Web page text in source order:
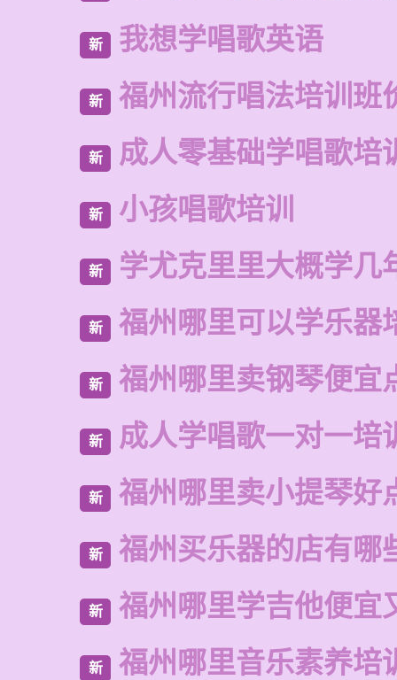
新 我想学唱歌英语
新 福州流行唱法培训班
新 成人零基础学唱歌培
新 小孩唱歌培训
新 学尤克里里大概学几
新 福州哪里可以学乐器
新 福州哪里卖钢琴便宜
新 成人学唱歌一对一培
新 福州哪里卖小提琴好
新 福州买乐器的店有哪
新 福州哪里学吉他便宜
新 福州哪里音乐素养培